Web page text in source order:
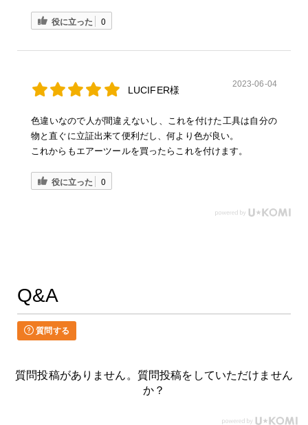
役に立った 0
LUCIFER様
2023-06-04
色違いなので人が間違えないし、これを付けた工具は自分の
物と直ぐに立証出来て便利だし、何より色が良い。
これからもエアーツールを買ったらこれを付けます。
役に立った 0
Q&A
質問する
質問投稿がありません。質問投稿をしていただけません
か？